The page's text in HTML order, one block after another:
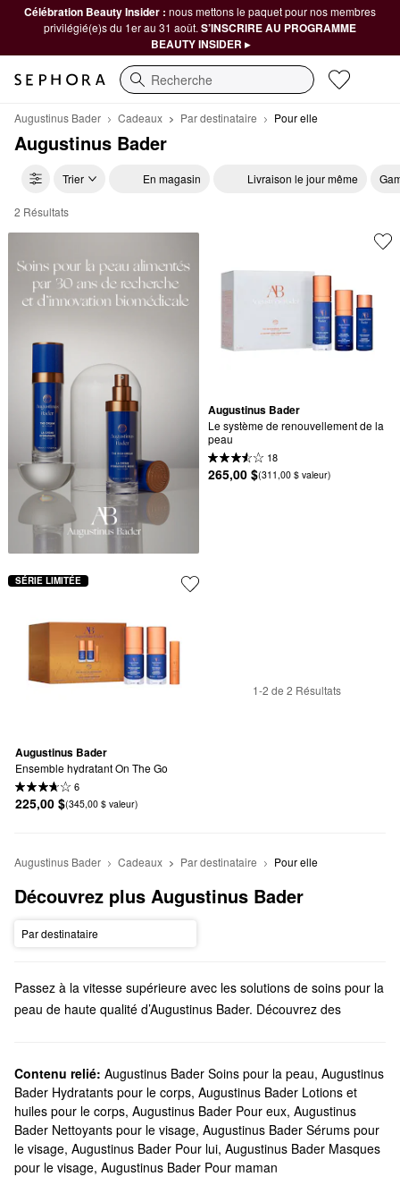
Célébration Beauty Insider : nous mettons le paquet pour nos membres
privilégié(e)s du 1er au 31 août. S’INSCRIRE AU PROGRAMME
BEAUTY INSIDER ▸
Recherche
Augustinus Bader Cadeaux Par destinataire Pour elle
Augustinus Bader
Trier En magasin Livraison le jour même
Augustinus Bader Pour elle
2 Résultats
Augustinus Bader
Le système de renouvellement de la
peau
18
265,00 $(311,00 $ valeur)
Augustinus Bader
Ensemble hydratant On The Go
6
225,00 $(345,00 $ valeur)
SÉRIE LIMITÉE
1-2 de 2 Résultats
Augustinus Bader Cadeaux Par destinataire Pour elle
Découvrez plus Augustinus Bader
Par destinataire
Passez à la vitesse supérieure avec les solutions de soins pour la
peau de haute qualité d’Augustinus Bader. Découvrez des
marque fondée par le professeur, scientifique et médecin
d’origine allemande Augustinus Bader.
Est-ce que Sephora vend les produits Augustinus Bader?
Vous trouverez une variété d’essentiels desoins pour la
peauAugustinus Bader chez Sephora. Côtéhydratants, nous
proposons des formules novatrices pour atténuer les ridules, les
Contenu relié: Augustinus Bader Soins pour la peau, Augustinus
Bader Hydratants pour le corps, Augustinus Bader Lotions et
huiles pour le corps, Augustinus Bader Pour eux, Augustinus
Bader Nettoyants pour le visage, Augustinus Bader Sérums pour
le visage, Augustinus Bader Pour lui, Augustinus Bader Masques
pour le visage, Augustinus Bader Pour maman